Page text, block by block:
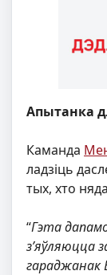
Апытанка
Каманда
ладзіць
тых, хто
“Гэта
з’яўляюцца
гараджанак